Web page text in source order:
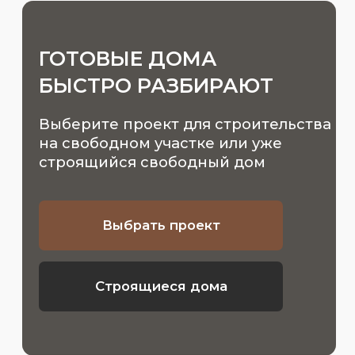
Девелопер малоэтажного
строительства «Кругвилл»
Земельные участки
Недорогие дома
Свободные дома
Дома в Идиллии
Позвонить вам?